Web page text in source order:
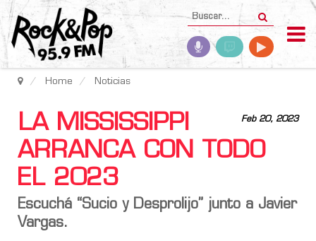
Home Noticias
Feb 20, 2023
LA MISSISSIPPI
ARRANCA CON TODO
EL 2023
Escuchá “Sucio y Desprolijo” junto a Javier
Vargas.